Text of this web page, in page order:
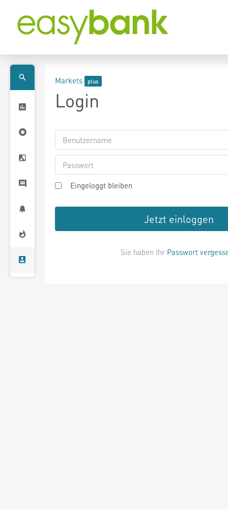
Markets
Login
Eingeloggt bleiben
Jetzt einloggen
Sie haben Ihr Passwort